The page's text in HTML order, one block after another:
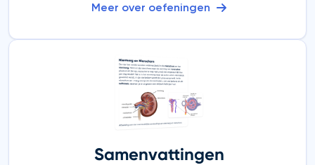
Meer over oefeningen
Samenvattingen